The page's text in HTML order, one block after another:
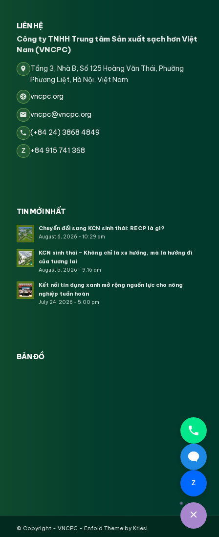
LIÊN HỆ
Công ty TNHH Trung tâm Sản xuất sạch hơn Việt
Nam (VNCPC)
Tầng 3, Nhà B, Số 125 Hoàng Văn Thái, Phường
Phương Liệt, Hà Nội, Việt Nam
vncpc.org
vncpc@vncpc.org
(+84 24) 3868 4849
Z +84 915 741 368
TIN MỚI NHẤT
Chuyển đổi sang KCN sinh thái: RECP là gì?
August 6, 2026 - 10:29 am
KCN sinh thái – Không chỉ là xu hướng, mà là hướng đi
của tương lai
August 5, 2026 - 9:16 am
Kết nối tín dụng xanh mở rộng nguồn lực cho nông
nghiệp tuần hoàn
July 24, 2026 - 5:00 pm
BẢN ĐỒ
© Copyright - VNCPC - Enfold Theme by Kriesi
Z